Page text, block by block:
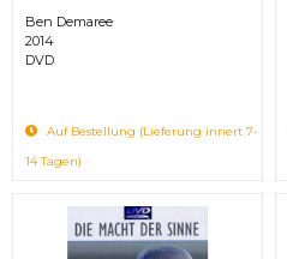
Ben Demaree
2014
DVD
Auf Bestellung (Lieferung innert 7-
14 Tagen)